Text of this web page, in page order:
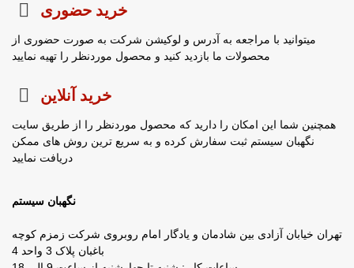
خرید حضوری
میتوانید با مراجعه به آدرس و لوکیشن شرکت به صورت حضوری از
محصولات ما بازدید کنید و محصول موردنظر را تهیه نمایید
خرید آنلاین
همچنین شما این امکان را دارید که محصول موردنظر را از طریق سایت
نگهبان سیستم ثبت سفارش کرده و به سریع ترین روش های ممکن
دریافت نمایید
نگهبان سیستم
تهران خیابان آزادی بین شادمان و یادگار امام روبروی شرکت زمزم کوچه
باغبان پلاک 3 واحد 4